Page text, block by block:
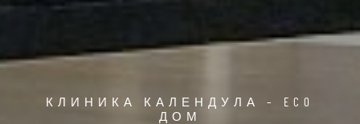
КЛИНИКА КАЛЕНДУЛА – ECO
ДОМ